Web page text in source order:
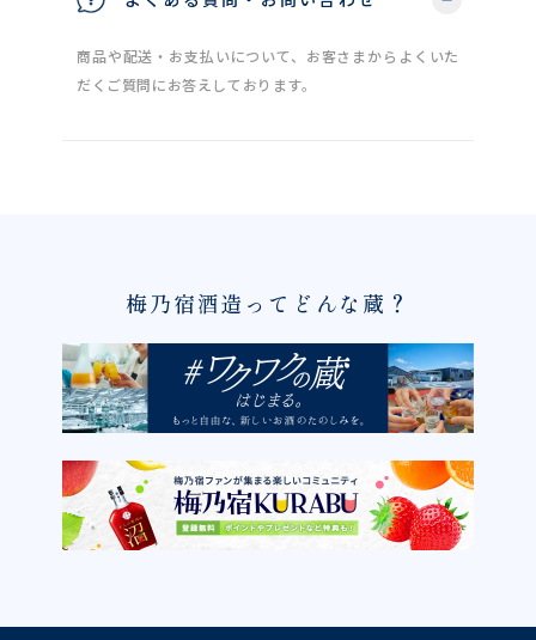
商品や配送・お支払いについて、お客さまからよくいた
だくご質問にお答えしております。
梅乃宿酒造ってどんな蔵？